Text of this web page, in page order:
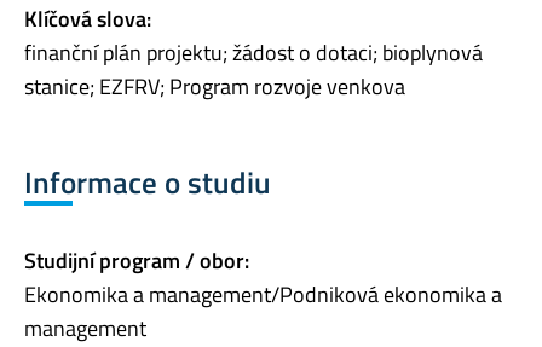
Klíčová slova:
finanční plán projektu; žádost o dotaci; bioplynová
stanice; EZFRV; Program rozvoje venkova
Informace o studiu
Studijní program / obor:
Ekonomika a management/Podniková ekonomika a
management